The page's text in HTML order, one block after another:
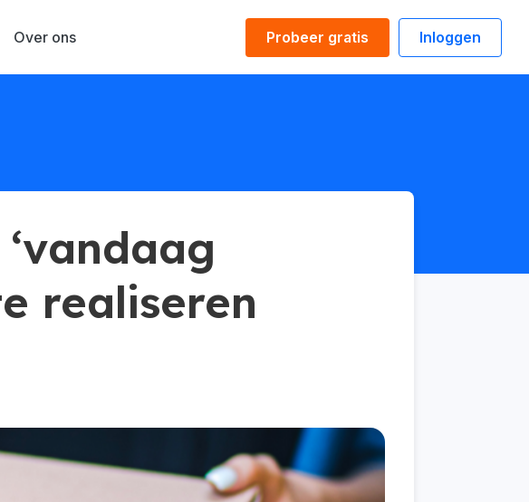
Probeer gratis Inloggen
Over ons
realiseren